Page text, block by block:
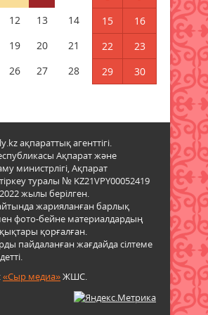
2026 ж.
тамызда кей
құрғақшылық қаупі
көліктер сынақтан
2026 ж. 127
найзағай ойнайды:
алдағы күндері ауа
болжады
2026 ж.
белгілі теолог
кездесті
12 13 14 15
16
19 20 21 22
23
26 27 28 29
30
ақпараттық агенттігі.
Ақпарат және
министрлігі, Ақпарат
туралы № KZ21VPY00052419
жылы берілген.
жарияланған барлық
фото-бейне материалдардың
қорғалған.
пайдаланған жағдайда сілтеме
«Сыр медиа»ЖШС.